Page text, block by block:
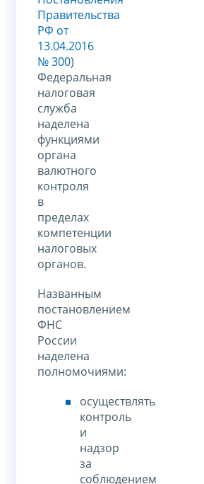
Правительства
РФ от
13.04.2016
№ 300)
Федеральная
налоговая
служба
наделена
функциями
органа
валютного
контроля
в
пределах
компетенции
налоговых
органов.
Названным
постановлением
ФНС
России
наделена
полномочиями:
осуществлять
контроль
и
надзор
за
соблюдением